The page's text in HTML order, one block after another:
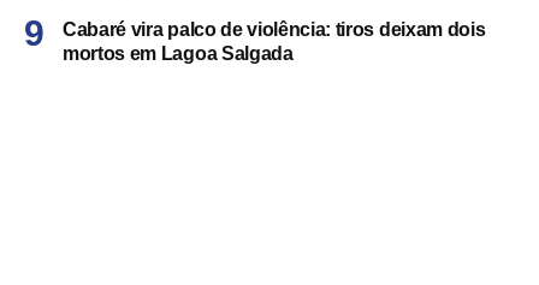
Cabaré vira palco de violência: tiros deixam dois
mortos em Lagoa Salgada